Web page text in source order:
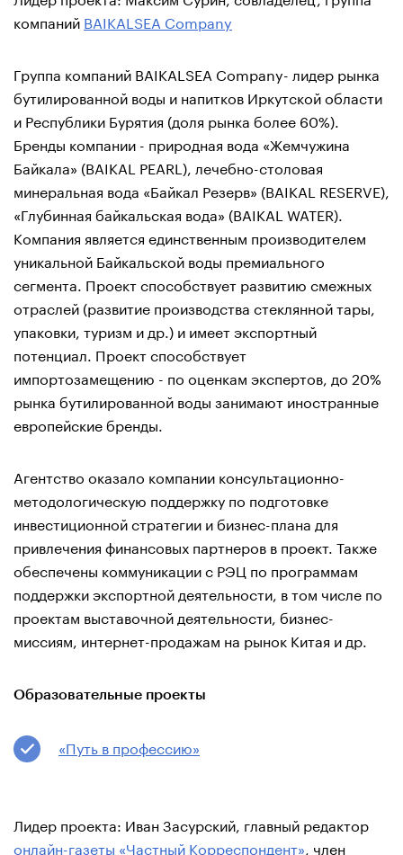
компаний BAIKALSEA Company
Группа компаний BAIKALSEA Company- лидер рынка
бутилированной воды и напитков Иркутской области
и Республики Бурятия (доля рынка более 60%).
Бренды компании - природная вода «Жемчужина
Байкала» (BAIKAL PEARL), лечебно-столовая
минеральная вода «Байкал Резерв» (BAIKAL RESERVE),
«Глубинная байкальская вода» (BAIKAL WATER).
Компания является единственным производителем
уникальной Байкальской воды премиального
сегмента. Проект способствует развитию смежных
отраслей (развитие производства стеклянной тары,
упаковки, туризм и др.) и имеет экспортный
потенциал. Проект способствует
импортозамещению - по оценкам экспертов, до 20%
рынка бутилированной воды занимают иностранные
европейские бренды.
Агентство оказало компании консультационно-
методологическую поддержку по подготовке
инвестиционной стратегии и бизнес-плана для
привлечения финансовых партнеров в проект. Также
обеспечены коммуникации с РЭЦ по программам
поддержки экспортной деятельности, в том числе по
проектам выставочной деятельности, бизнес-
миссиям, интернет-продажам на рынок Китая и др.
Образовательные проекты
«Путь в профессию»
Лидер проекта: Иван Засурский, главный редактор
онлайн-газеты «Частный Корреспондент» , член